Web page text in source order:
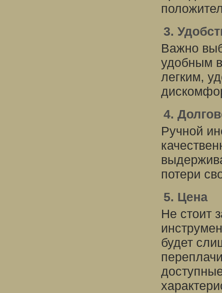
3.
Важно
удобным
легким,
4.
Ручной
потери
5. Цена
Не стоит
будет